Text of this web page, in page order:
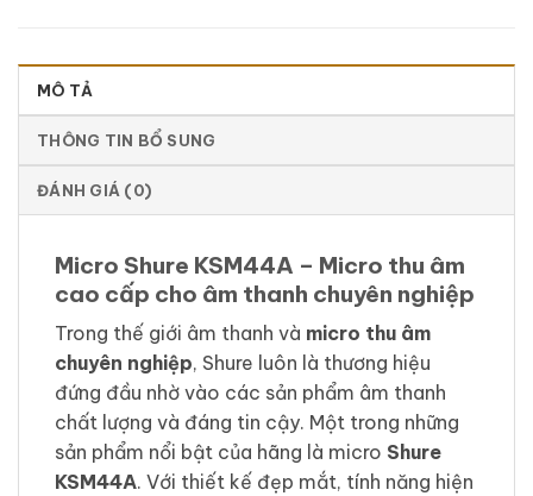
MÔ TẢ
THÔNG TIN BỔ SUNG
ĐÁNH GIÁ (0)
Micro Shure KSM44A – Micro thu âm
cao cấp cho âm thanh chuyên nghiệp
Trong thế giới âm thanh và micro thu âm
chuyên nghiệp, Shure luôn là thương hiệu
đứng đầu nhờ vào các sản phẩm âm thanh
chất lượng và đáng tin cậy. Một trong những
sản phẩm nổi bật của hãng là micro Shure
KSM44A. Với thiết kế đẹp mắt, tính năng hiện